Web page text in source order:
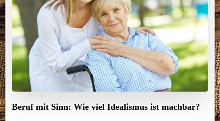
Beruf mit Sinn: Wie viel Idealismus ist machbar?